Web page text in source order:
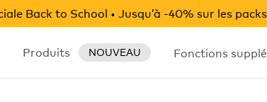
Back to School • Jusqu’à -40% sur les
Produits NOUVEAU Fonctions